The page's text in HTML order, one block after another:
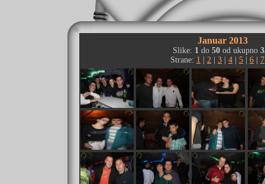
Januar 2013
Slike: 1 do 50 od ukupno
Strane: 1 2 3 4 5 6 7